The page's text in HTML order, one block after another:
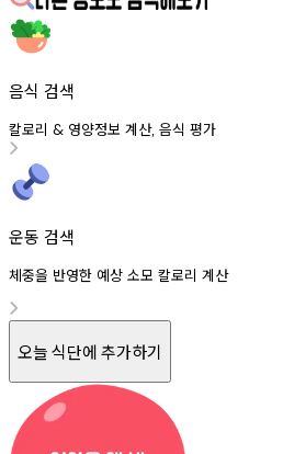
음식 검색
칼로리 & 영양정보 계산, 음식 평가
운동 검색
체중을 반영한 예상 소모 칼로리 계산
오늘 식단에 추가하기